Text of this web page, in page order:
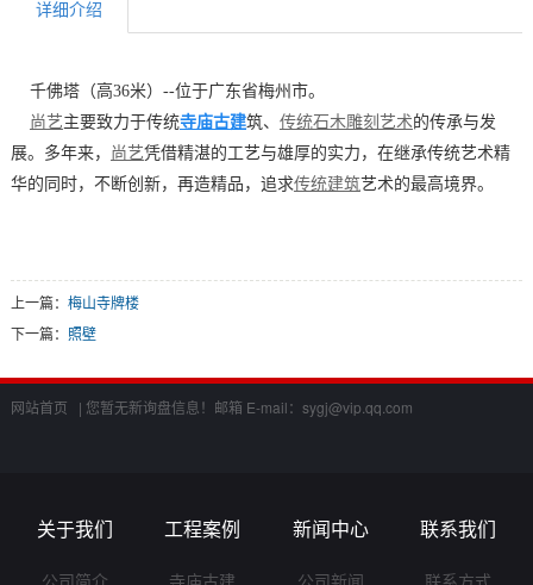
详细介绍
千佛塔（高36米）--位于广东省梅州市。
尚艺主要致力于传统寺庙古建筑、 传统石木雕刻艺术的传承与发
展。多年来， 尚艺凭借精湛的工艺与雄厚的实力，在继承传统艺术精
华的同时，不断创新，再造精品，追求传统建筑艺术的最高境界。
上一篇： 梅山寺牌楼
下一篇： 照壁
网站首页 | 您暂无新询盘信息！ 邮箱 E-mail： sygj@vip.qq.com
关于我们
公司简介
工程案例
寺庙古建
新闻中心
公司新闻
联系我们
联系方式